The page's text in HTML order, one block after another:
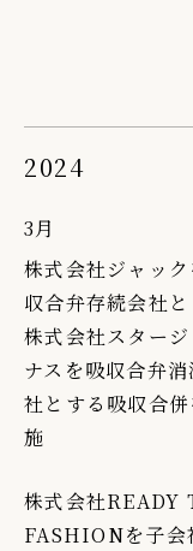
2024
3月
株式会社ジャッ
収合弁存続会社と
株式会社スタージ
ナスを吸収合弁
社とする吸収合
施
株式会社READY
FASHIONを子会